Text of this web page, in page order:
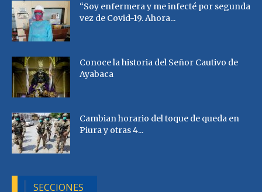
“Soy enfermera y me infecté por segunda
vez de Covid-19. Ahora...
Conoce la historia del Señor Cautivo de
Ayabaca
Cambian horario del toque de queda en
Piura y otras 4...
SECCIONES